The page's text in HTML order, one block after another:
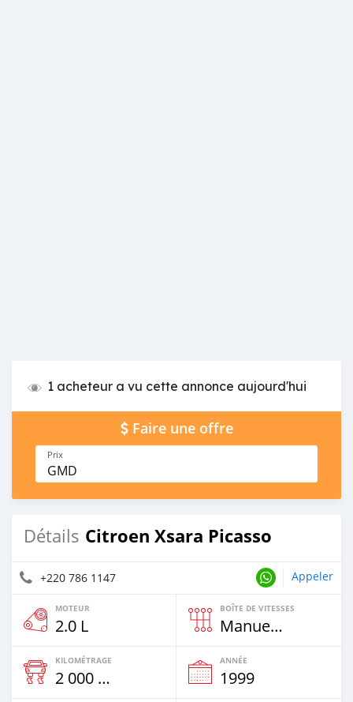
1 acheteur a vu cette annonce aujourd'hui
Faire une offre
Prix
GMD
Détails Citroen Xsara Picasso
+220 786 1147 Appeler
MOTEUR
2.0 L
BOÎTE DE VITESSES
Manuelle
KILOMÉTRAGE
2 000 Km
ANNÉE
1999